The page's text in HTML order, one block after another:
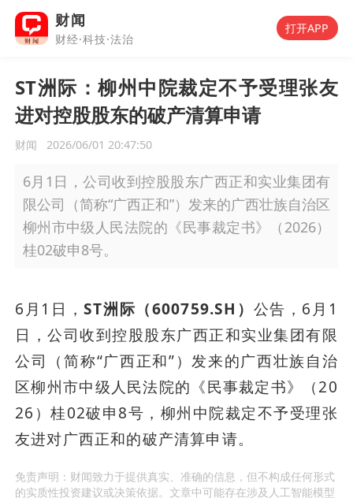
财闻
财经·科技·法治
打开APP
ST洲际：柳州中院裁定不予受理张友
进对控股股东的破产清算申请
财闻 2026/06/01 20:47:50
6月1日，公司收到控股股东广西正和实业集团有
限公司（简称“广西正和”）发来的广西壮族自治区
柳州市中级人民法院的《民事裁定书》（2026）
桂02破申8号。
6月1日，ST洲际（600759.SH） 公告，6月1
日，公司收到控股股东广西正和实业集团有限
公司（简称“广西正和”）发来的广西壮族自治
区柳州市中级人民法院的《民事裁定书》（20
26）桂02破申8号，柳州中院裁定不予受理张
友进对广西正和的破产清算申请。
免责声明：财闻致力于提供真实、准确的信息，但不构成任何形式
的实质性投资建议或决策依据。文章中可能存在涉及人工智能模型